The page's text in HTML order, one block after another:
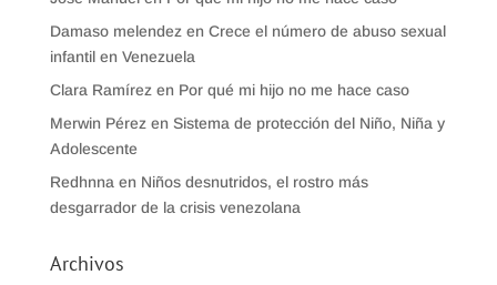
Damaso melendez en Crece el número de abuso sexual
infantil en Venezuela
Clara Ramírez en Por qué mi hijo no me hace caso
Merwin Pérez en Sistema de protección del Niño, Niña y
Adolescente
Redhnna en Niños desnutridos, el rostro más
desgarrador de la crisis venezolana
Archivos